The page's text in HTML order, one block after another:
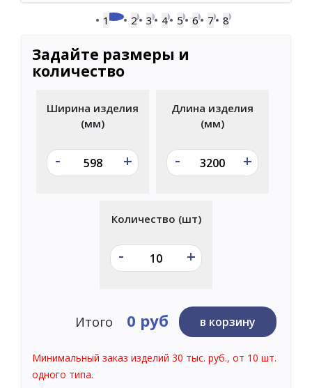
1 2 3 4 5 6 7 8
Задайте размеры и
количество
Ширина изделия
(мм)
- +
Длина изделия
(мм)
- +
Количество (шт)
- +
Итого 0 руб в корзину
Минимальный заказ изделий 30 тыс. руб., от 10 шт.
одного типа.